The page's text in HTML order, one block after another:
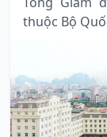
thuộc Bộ